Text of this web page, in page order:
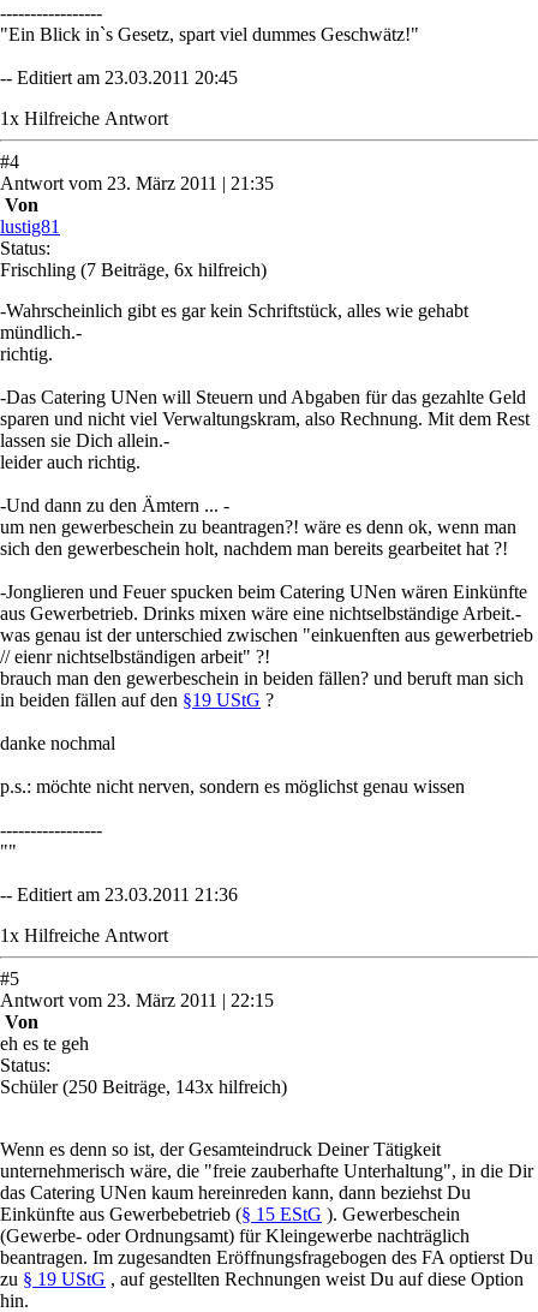
-----------------
"Ein Blick in`s Gesetz, spart viel dummes Geschwätz!"
-- Editiert am 23.03.2011 20:45
1x Hilfreiche Antwort
#4
Antwort vom 23. März 2011 | 21:35
Von
lustig81
Status:
Frischling (7 Beiträge, 6x hilfreich)
-Wahrscheinlich gibt es gar kein Schriftstück, alles wie gehabt
mündlich.-
richtig.
-Das Catering UNen will Steuern und Abgaben für das gezahlte Geld
sparen und nicht viel Verwaltungskram, also Rechnung. Mit dem Rest
lassen sie Dich allein.-
leider auch richtig.
-Und dann zu den Ämtern ... -
um nen gewerbeschein zu beantragen?! wäre es denn ok, wenn man
sich den gewerbeschein holt, nachdem man bereits gearbeitet hat ?!
-Jonglieren und Feuer spucken beim Catering UNen wären Einkünfte
aus Gewerbetrieb. Drinks mixen wäre eine nichtselbständige Arbeit.-
was genau ist der unterschied zwischen "einkuenften aus gewerbetrieb
// eienr nichtselbständigen arbeit" ?!
brauch man den gewerbeschein in beiden fällen? und beruft man sich
in beiden fällen auf den §19 UStG ?
danke nochmal
p.s.: möchte nicht nerven, sondern es möglichst genau wissen
-----------------
""
-- Editiert am 23.03.2011 21:36
1x Hilfreiche Antwort
#5
Antwort vom 23. März 2011 | 22:15
Von
eh es te geh
Status:
Schüler (250 Beiträge, 143x hilfreich)
Wenn es denn so ist, der Gesamteindruck Deiner Tätigkeit
unternehmerisch wäre, die "freie zauberhafte Unterhaltung", in die Dir
das Catering UNen kaum hereinreden kann, dann beziehst Du
Einkünfte aus Gewerbebetrieb (§ 15 EStG ). Gewerbeschein
(Gewerbe- oder Ordnungsamt) für Kleingewerbe nachträglich
beantragen. Im zugesandten Eröffnungsfragebogen des FA optierst Du
zu § 19 UStG , auf gestellten Rechnungen weist Du auf diese Option
hin.